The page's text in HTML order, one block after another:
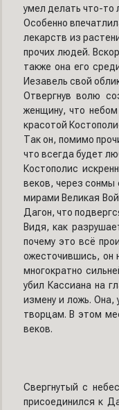
умел делать что-то
Особенно
лекарств из
прочих людей.
также она его
Иезавель свой
Отвергнув волю
женщину, что
красотой
Так он, помимо
что всегда будет
Костополис
веков, через
мирами Великая
Дагон, что
Видя, как
почему это всё
ожесточившись, он
многократно
убил Кассиана на
измену и ложь. Она,
творцам. В этом
веков.
Свергнутый с
присоединился к